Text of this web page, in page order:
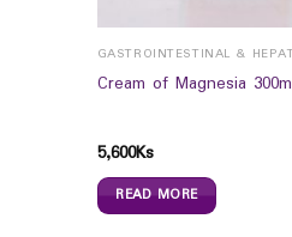
GASTROINTESTINAL &
Cream of Magnesia
5,600Ks
READ MORE